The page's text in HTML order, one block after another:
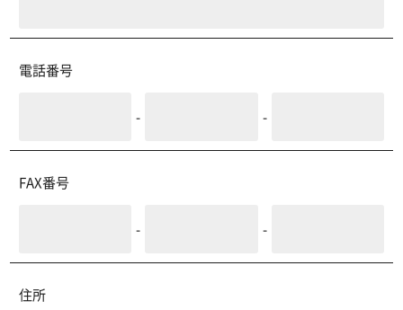
電話番号
- -
FAX番号
- -
住所